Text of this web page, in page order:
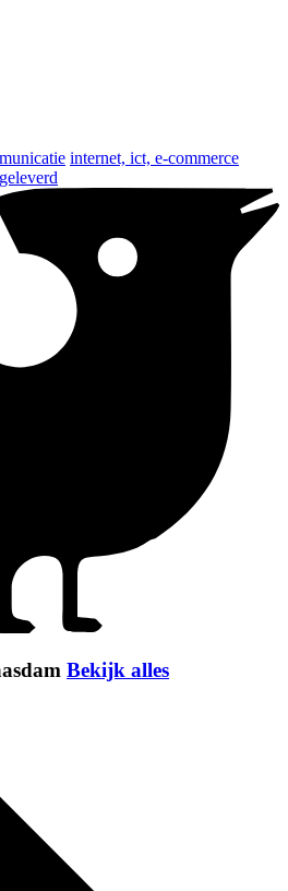
internet, ict, e-commerce
Bekijk alles